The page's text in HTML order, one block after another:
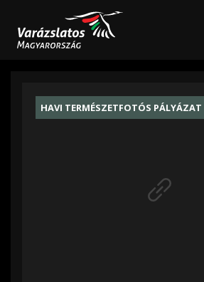
HAVI TERMÉSZETFOTÓS PÁLYÁZAT